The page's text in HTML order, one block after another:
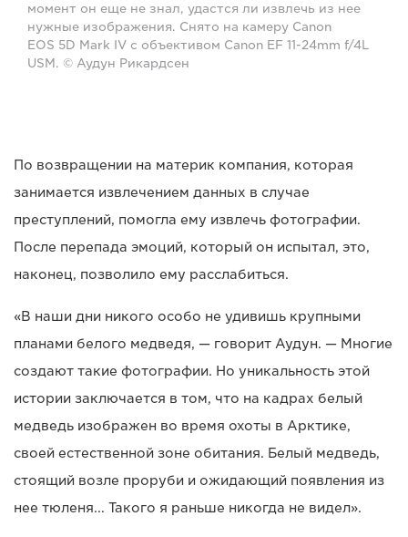
момент он еще не знал, удастся ли извлечь из нее
нужные изображения. Снято на камеру Canon
EOS 5D Mark IV с объективом Canon EF 11-24mm f/4L
USM. © Аудун Рикардсен
По возвращении на материк компания, которая
занимается извлечением данных в случае
преступлений, помогла ему извлечь фотографии.
После перепада эмоций, который он испытал, это,
наконец, позволило ему расслабиться.
«В наши дни никого особо не удивишь крупными
планами белого медведя, — говорит Аудун. — Многие
создают такие фотографии. Но уникальность этой
истории заключается в том, что на кадрах белый
медведь изображен во время охоты в Арктике,
своей естественной зоне обитания. Белый медведь,
стоящий возле проруби и ожидающий появления из
нее тюленя... Такого я раньше никогда не видел».